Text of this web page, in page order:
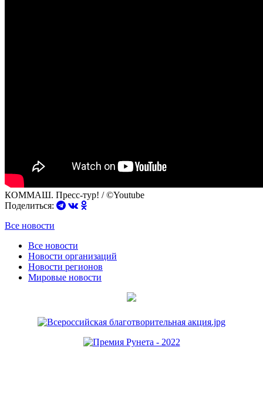
КОММАШ. Пресс-тур! / ©Youtube
Поделиться:
Все новости
Все новости
Новости организаций
Новости регионов
Мировые новости